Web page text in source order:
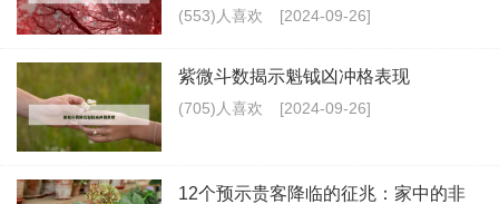
(553)人喜欢 [2024-09-26]
紫微斗数揭示魁钺凶冲格表现
(705)人喜欢 [2024-09-26]
12个预示贵客降临的征兆：家中的非